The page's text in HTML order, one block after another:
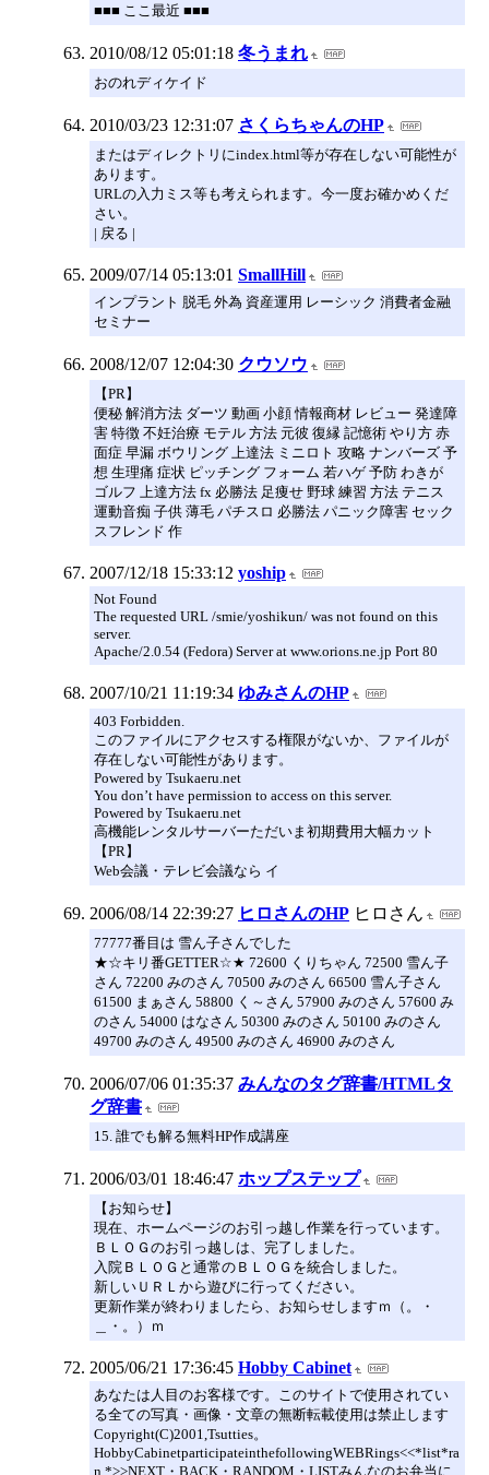
■■■ ここ最近 ■■■
2010/08/12 05:01:18 冬うまれ
おのれディケイド
2010/03/23 12:31:07 さくらちゃんのHP
またはディレクトリにindex.html等が存在しない可能性が
あります。
URLの入力ミス等も考えられます。今一度お確かめくだ
さい。
| 戻る |
2009/07/14 05:13:01 SmallHill
インプラント 脱毛 外為 資産運用 レーシック 消費者金融
セミナー
2008/12/07 12:04:30 クウソウ
【PR】
便秘 解消方法 ダーツ 動画 小顔 情報商材 レビュー 発達障
害 特徴 不妊治療 モテル 方法 元彼 復縁 記憶術 やり方 赤
面症 早漏 ボウリング 上達法 ミニロト 攻略 ナンバーズ 予
想 生理痛 症状 ピッチング フォーム 若ハゲ 予防 わきが
ゴルフ 上達方法 fx 必勝法 足痩せ 野球 練習 方法 テニス
運動音痴 子供 薄毛 パチスロ 必勝法 パニック障害 セック
スフレンド 作
2007/12/18 15:33:12 yoship
Not Found
The requested URL /smie/yoshikun/ was not found on this
server.
Apache/2.0.54 (Fedora) Server at www.orions.ne.jp Port 80
2007/10/21 11:19:34 ゆみさんのHP
403 Forbidden.
このファイルにアクセスする権限がないか、ファイルが
存在しない可能性があります。
Powered by Tsukaeru.net
You don’t have permission to access on this server.
Powered by Tsukaeru.net
高機能レンタルサーバーただいま初期費用大幅カット
【PR】
Web会議・テレビ会議なら イ
2006/08/14 22:39:27 ヒロさんのHP ヒロさん
77777番目は 雪ん子さんでした
★☆キリ番GETTER☆★ 72600 くりちゃん 72500 雪ん子
さん 72200 みのさん 70500 みのさん 66500 雪ん子さん
61500 まぁさん 58800 く～さん 57900 みのさん 57600 み
のさん 54000 はなさん 50300 みのさん 50100 みのさん
49700 みのさん 49500 みのさん 46900 みのさん
2006/07/06 01:35:37 みんなのタグ辞書/HTMLタ
グ辞書
15. 誰でも解る無料HP作成講座
2006/03/01 18:46:47 ホップステップ
【お知らせ】
現在、ホームページのお引っ越し作業を行っています。
ＢＬＯＧのお引っ越しは、完了しました。
入院ＢＬＯＧと通常のＢＬＯＧを統合しました。
新しいＵＲＬから遊びに行ってください。
更新作業が終わりましたら、お知らせしますｍ（。・
＿・。）ｍ
2005/06/21 17:36:45 Hobby Cabinet
あなたは人目のお客様です。このサイトで使用されてい
る全ての写真・画像・文章の無断転載使用は禁止します
Copyright(C)2001,Tsutties。
HobbyCabinetparticipateinthefollowingWEBRings<<*list*ra
n.*>>NEXT・BACK・RANDOM・LISTみんなのお弁当に